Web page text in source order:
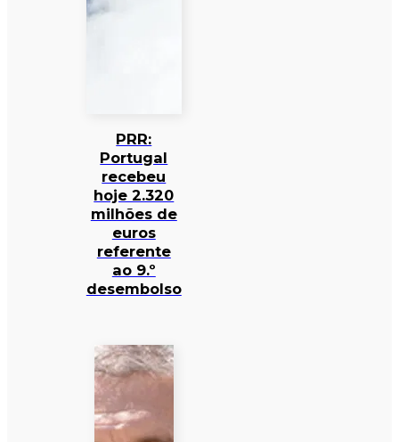
PRR:
Portugal
recebeu
hoje 2.320
milhões de
euros
referente
ao 9.º
desembolso